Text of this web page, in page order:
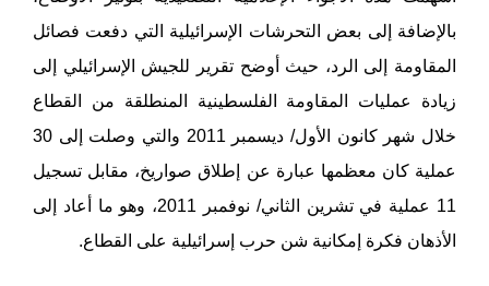
بالإضافة إلى بعض التحرشات الإسرائيلية التي دفعت فصائل
المقاومة إلى الرد، حيث أوضح تقرير للجيش الإسرائيلي إلى
زيادة عمليات المقاومة الفلسطينية المنطلقة من القطاع
خلال شهر كانون الأول/ ديسمبر 2011 والتي وصلت إلى 30
عملية كان معظمها عبارة عن إطلاق صواريخ، مقابل تسجيل
11 عملية في تشرين الثاني/ نوفمبر 2011، وهو ما أعاد إلى
الأذهان فكرة إمكانية شن حرب إسرائيلية على القطاع.